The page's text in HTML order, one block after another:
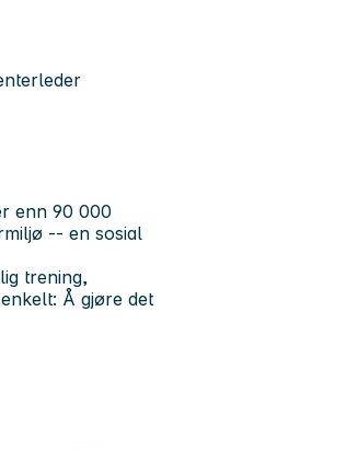
enn 90 000
-- en sosial
trening,
Å gjøre det